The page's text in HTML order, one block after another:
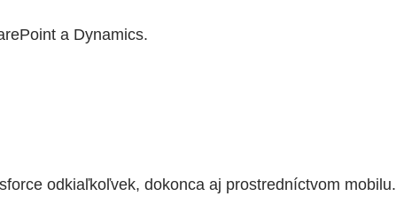
a Dynamics.
odkiaľkoľvek, dokonca aj prostredníctvom mobilu.